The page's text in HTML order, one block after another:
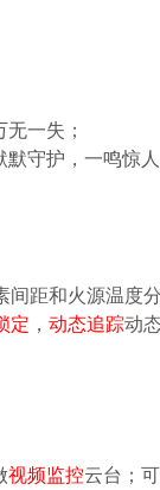
一失；
守护，一鸣惊人
间距和火源温度
定 ， 动态追踪动
视频监控云台；可